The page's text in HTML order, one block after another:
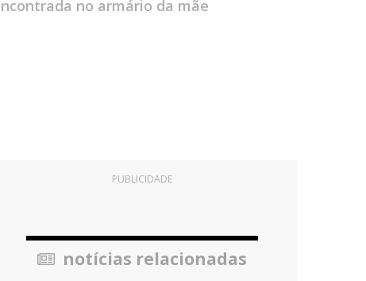
no armário da mãe
PUBLICIDADE
notícias relacionadas